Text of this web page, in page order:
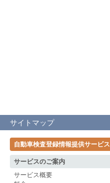
サイトマップ
自動車検査登録情報提供サービス
サービスのご案内
サービス概要